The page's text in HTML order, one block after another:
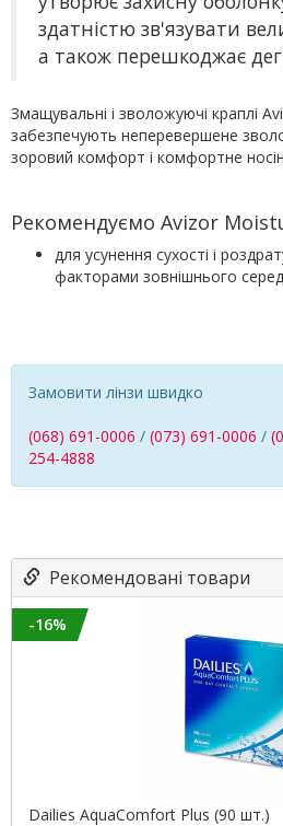
здатністю зв'язувати
а також перешкоджає
Змащувальні і зволожуючі краплі
забезпечують неперевершене
зоровий комфорт і комфортне
Рекомендуємо Avizor
для усунення сухості і
факторами зовнішнього
Замовити лінзи швидко
(068) 691-0006 / (073) 691-0006 /
254-4888
Рекомендовані товари
-16%
Dailies AquaComfort Plus (90 шт.)